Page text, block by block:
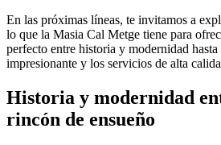
En las próximas líneas, te invitamos a
lo que la Masia Cal Metge tiene para
perfecto entre historia y modernidad
impresionante y los servicios de alta
Historia y modernidad
rincón de ensueño